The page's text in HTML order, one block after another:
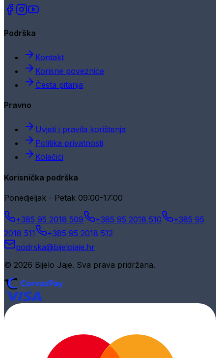
Podrška
Kontakt
Korisne poveznice
Česta pitanja
Pravno
Uvjeti i pravila korištenja
Politika privatnosti
Kolačići
Korisnička podrška
Ponedjeljak - Petak 09:00-17:00
+385 95 2018 509 +385 95 2018 510
+385 95
2018 511
+385 95 2018 512
podrska@bijelojaje.hr
© 2026 Bijelo Jaje. Sva prava pridržana.